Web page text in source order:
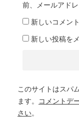
前、メールアド
新しいコメン
新しい投稿を
このサイトはスパ
ます。
コメントデ
さい。